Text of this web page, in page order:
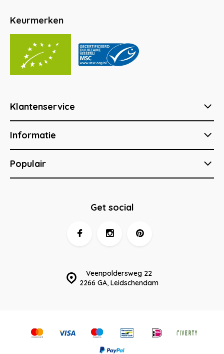
Keurmerken
Klantenservice
Informatie
Populair
Veenpoldersweg 22
2266 GA, Leidschendam
Get social